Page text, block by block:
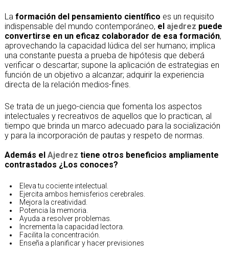
La formación del pensamiento científico es un requisito
indispensable del mundo contemporáneo, el ajedrez puede
convertirse en un eficaz colaborador de esa formación,
aprovechando la capacidad lúdica del ser humano; implica
una constante puesta a prueba de hipótesis que deberá
verificar o descartar; supone la aplicación de estrategias en
función de un objetivo a alcanzar; adquirir la experiencia
directa de la relación medios-fines.
Se trata de un juego-ciencia que fomenta los aspectos
intelectuales y recreativos de aquellos que lo practican, al
tiempo que brinda un marco adecuado para la socialización
y para la incorporación de pautas y respeto de normas.
Además el Ajedrez tiene otros beneficios ampliamente
contrastados ¿Los conoces?
Eleva tu cociente intelectual.
Ejercita ambos hemisferios cerebrales.
Mejora la creatividad.
Potencia la memoria.
Ayuda a resolver problemas.
Incrementa la capacidad lectora.
Facilita la concentración.
Enseña a planificar y hacer previsiones